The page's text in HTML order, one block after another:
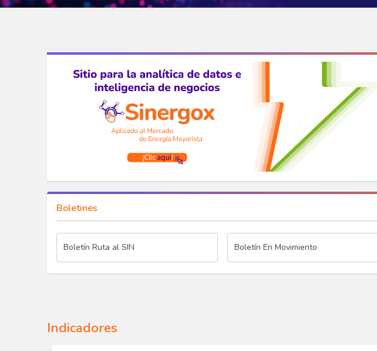
Boletines
Boletín Ruta al SIN Boletín En Movimiento
Indicadores